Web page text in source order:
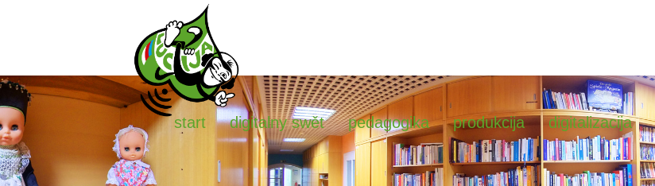
start digitalny swět pedagogika produkcija digitalizacija